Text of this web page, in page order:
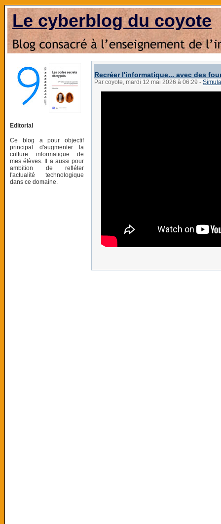
Le cyberblog du coyote
Editorial
Ce blog a pour objectif
principal d'augmenter la
culture informatique de
mes élèves. Il a aussi pour
ambition de refléter
l'actualité technologique
dans ce domaine.
Recréer l'informatique... avec des
Par coyote, mardi 12 mai 2026 à 06:29 -